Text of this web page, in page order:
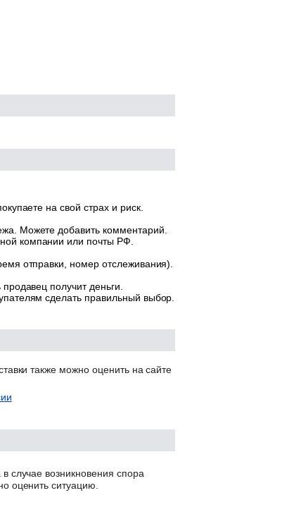
на свой страх и риск.
Можете добавить комментарий.
компании или почты РФ.
отправки, номер отслеживания).
получит деньги.
сделать правильный выбор.
также можно оценить на сайте
случае возникновения спора
оценить ситуацию.